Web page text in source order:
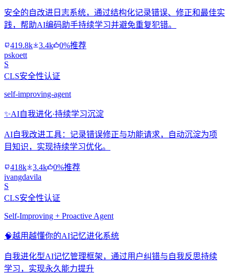
安全的自改进日志系统，通过结构化记录错误、修正和最佳实
践，帮助AI编码助手持续学习并避免重复犯错。
419.8k 3.4k
0%推荐
pskoett
S
CLS安全性认证
self-improving-agent
✨AI自我进化·持续学习沉淀
AI自我改进工具：记录错误修正与功能请求，自动沉淀为项
目知识，实现持续学习优化。
418k 3.4k
0%推荐
ivangdavila
S
CLS安全性认证
Self-Improving + Proactive Agent
🧠越用越懂你的AI记忆进化系统
自我进化型AI记忆管理框架，通过用户纠错与自我反思持续
学习，实现永久能力提升